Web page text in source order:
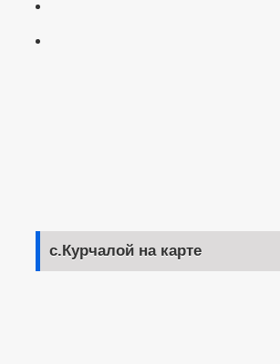
с.Курчалой на карте